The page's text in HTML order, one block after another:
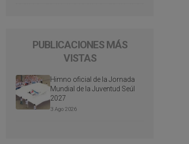
PUBLICACIONES MÁS
VISTAS
Himno oficial de la Jornada
Mundial de la Juventud Seúl
2027
3 Ago 2026